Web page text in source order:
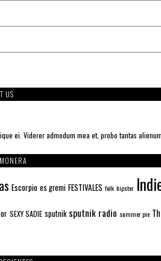
US
ei. Viderer admodum mea et, probo tantas
Escorpio es gremi FESTIVALES folk hipster
SEXY SADIE sputnik sputnik radio summer pie